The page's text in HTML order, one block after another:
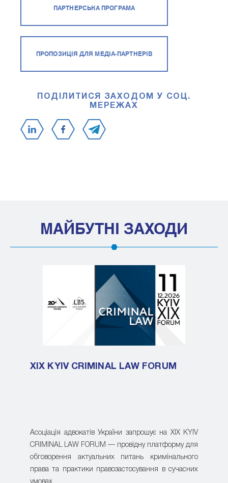
ПАРТНЕРСЬКА ПРОГРАМА
ПРОПОЗИЦІЯ ДЛЯ МЕДІА-ПАРТНЕРІВ
ПОДІЛИТИСЯ ЗАХОДОМ У СОЦ.
МЕРЕЖАХ
МАЙБУТНІ ЗАХОДИ
XIX KYIV CRIMINAL LAW FORUM
Асоціація адвокатів України запрошує на XIX KYIV
CRIMINAL LAW FORUM — провідну платформу для
обговорення актуальних питань кримінального
права та практики правозастосування в сучасних
умовах